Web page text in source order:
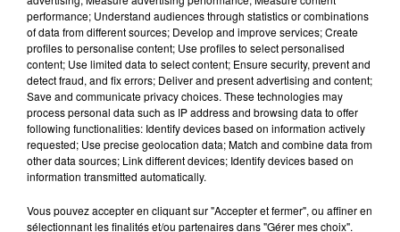
6 août 2026
Il y a 10 ans, DJ Snake changeait de
dimension avec son premier...
Fred again.. et Latin Mafia dévoilent enfin
leur mixtape créée en...
performance; Understand audiences through statistics or combinations
of data from different sources; Develop and improve services; Create
profiles to personalise content; Use profiles to select personalised
content; Use limited data to select content; Ensure security, prevent and
detect fraud, and fix errors; Deliver and present advertising and content;
Save and communicate privacy choices. These technologies may
process personal data such as IP address and browsing data to offer
following functionalities: Identify devices based on information actively
requested; Use precise geolocation data; Match and combine data from
other data sources; Link different devices; Identify devices based on
information transmitted automatically.
Vous pouvez accepter en cliquant sur "Accepter et fermer", ou affiner en
sélectionnant les finalités et/ou partenaires dans "Gérer mes choix".